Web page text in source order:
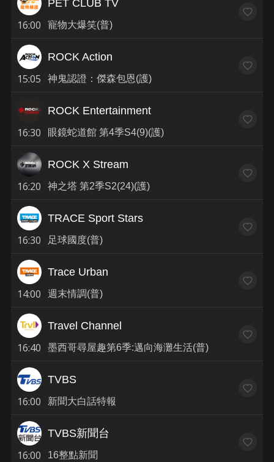
16:00
PET CLUB TV
寵物大爆笑(普)
15:05
ROCK Action
神鬼認證：傑森包恩(護)
16:30
ROCK Entertainment
眼鏡蛇道館 第4季S4(9)(護)
16:20
ROCK X Stream
神之塔 第2季S2(24)(護)
16:30
TRACE Sport Stars
足球國度(普)
14:00
Trace Urban
週末情調(普)
16:40
Travel Channel
墨西哥尋屋趣第6季:邁向海灘生活(普)
16:00
TVBS
新聞大白話特報
16:00
TVBS新聞台
16整點新聞